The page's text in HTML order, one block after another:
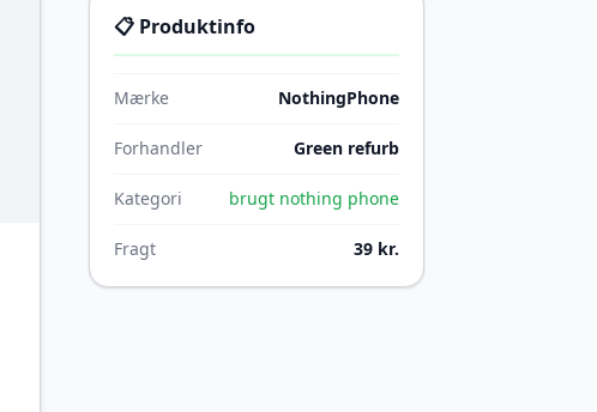
📋 Produktinfo
Mærke NothingPhone
Forhandler Green refurb
Kategori brugt nothing phone
Fragt 39 kr.